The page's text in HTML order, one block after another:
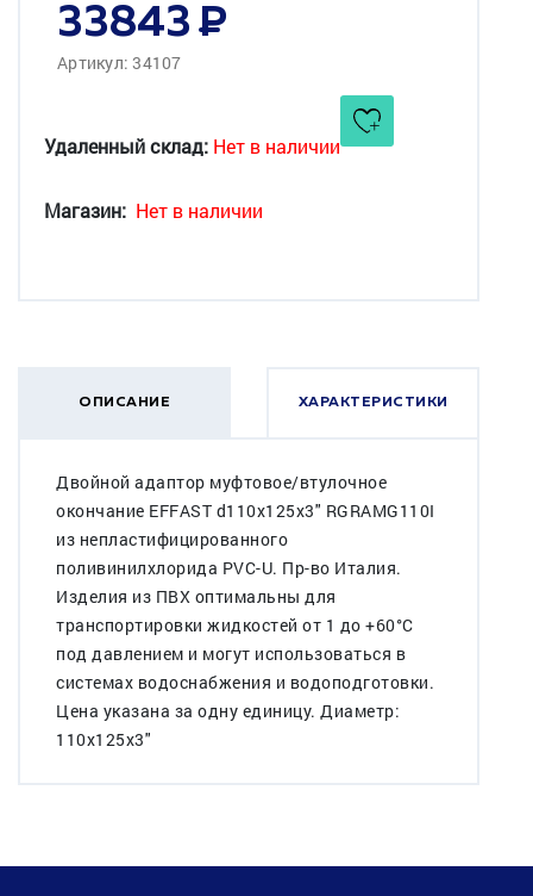
33843
Артикул: 34107
Удаленный склад: Нет в наличии
Магазин: Нет в наличии
ОПИСАНИЕ ХАРАКТЕРИСТИКИ
Двойной адаптор муфтовое/втулочное
окончание EFFAST d110x125x3" RGRAMG110I
из непластифицированного
поливинилхлорида PVC-U. Пр-во Италия.
Изделия из ПВХ оптимальны для
транспортировки жидкостей от 1 до +60°C
под давлением и могут использоваться в
системах водоснабжения и водоподготовки.
Цена указана за одну единицу. Диаметр:
110x125x3"